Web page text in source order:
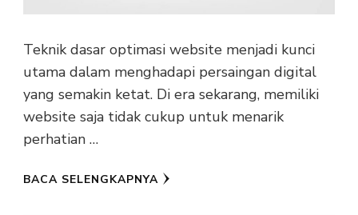
Teknik dasar optimasi website menjadi kunci
utama dalam menghadapi persaingan digital
yang semakin ketat. Di era sekarang, memiliki
website saja tidak cukup untuk menarik
perhatian …
BACA SELENGKAPNYA